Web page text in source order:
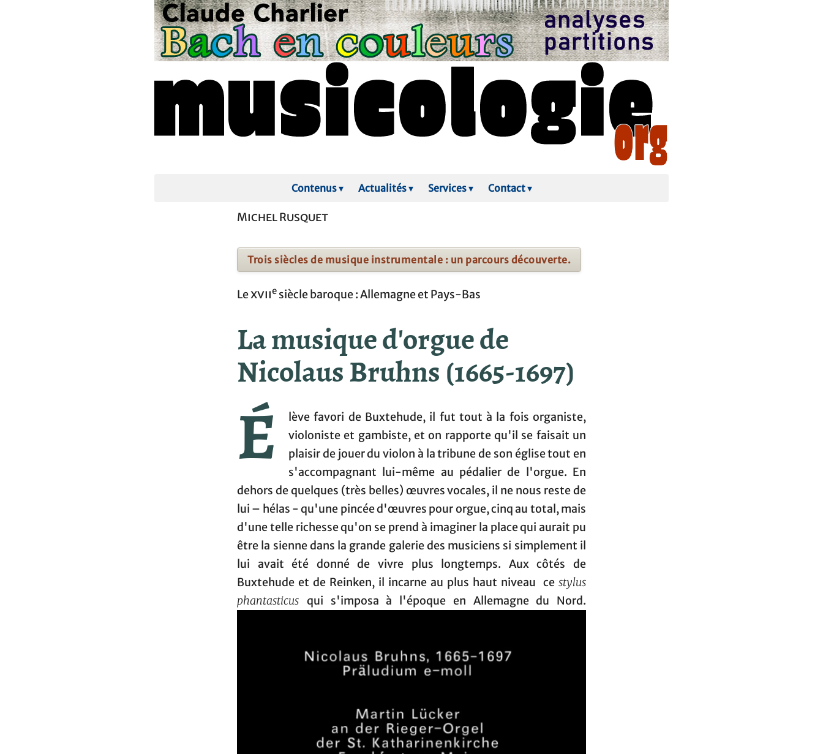
Contenus▾ Actualités▾ Services▾ Contact▾
Michel Rusquet
Trois siècles de musique instrumentale : un parcours découverte.
Lexviie siècle baroque : Allemagne et Pays-Bas
La musique d'orgue de
Nicolaus Bruhns (1665-1697)
É
lève favori de Buxtehude, il fut tout à la fois organiste,
violoniste et gambiste, et on rapporte qu'il se faisait un
plaisir de jouer du violon à la tribune de son église tout en
s'accompagnant lui-même au pédalier de l'orgue. En
dehors de quelques (très belles) œuvres vocales, il ne nous reste de
lui – hélas - qu'une pincée d'œuvres pour orgue, cinq au total, mais
d'une telle richesse qu'on se prend à imaginer la place qui aurait pu
être la sienne dans la grande galerie des musiciens si simplement il
lui avait été donné de vivre plus longtemps. Aux côtés de
Buxtehude et de Reinken, il incarne au plus haut niveau ce stylus
phantasticus qui s'imposa à l'époque en Allemagne du Nord.